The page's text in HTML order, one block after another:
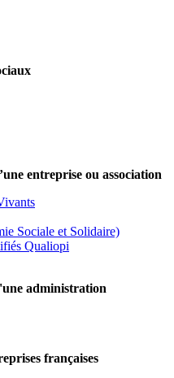
entreprise ou association
Sociale et Solidaire)
Qualiopi
administration
françaises